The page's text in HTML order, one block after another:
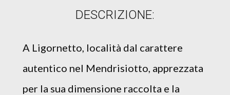
DESCRIZIONE:
A Ligornetto, località dal carattere
autentico nel Mendrisiotto, apprezzata
per la sua dimensione raccolta e la